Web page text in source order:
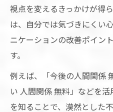
視点を変えるきっかけが得
は、自分では気づきにくい
ニケーションの改善ポイン
す。
例えば、「今後の人間関係
い 人間関係 無料」などを
を知ることで、漠然とした